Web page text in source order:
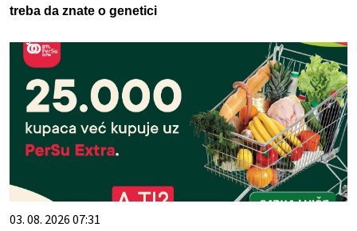
treba da znate o genetici
03. 08. 2026 07:31